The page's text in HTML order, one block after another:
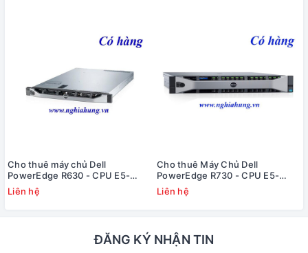
Cho thuê máy chủ Dell
PowerEdge R630 - CPU E5-
2690 v3
Liên hệ
Cho thuê Máy Chủ Dell
PowerEdge R730 - CPU E5-
2670 v3
Liên hệ
ĐĂNG KÝ NHẬN TIN